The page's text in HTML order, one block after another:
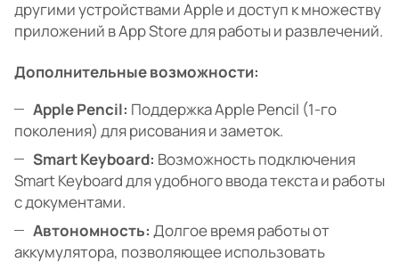
другими устройствами Apple и доступ к множеству
приложений в App Store для работы и развлечений.
Дополнительные возможности:
Apple Pencil: Поддержка Apple Pencil (1-го
поколения) для рисования и заметок.
Smart Keyboard: Возможность подключения
Smart Keyboard для удобного ввода текста и работы
с документами.
Автономность: Долгое время работы от
аккумулятора, позволяющее использовать